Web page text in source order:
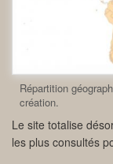
Répartition
création.
Le site totalise
les plus consultés